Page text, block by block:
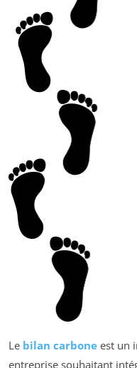
Le bilan carbone est un
entreprise souhaitant